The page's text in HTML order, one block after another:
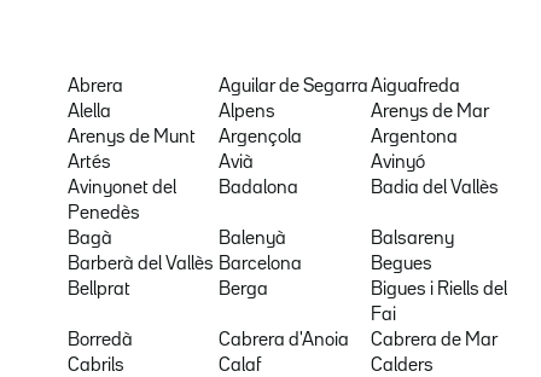
Abrera Aguilar de Segarra Aiguafreda
Alella
Alpens
Arenys de Mar
Arenys de Munt
Argençola
Argentona
Artés
Avià
Avinyó
Avinyonet del
Penedès
Badalona Badia del Vallès
Bagà Balenyà
Balsareny
Barberà del Vallès Barcelona
Begues
Bellprat
Berga
Bigues i Riells del
Fai
Borredà
Cabrera d'Anoia
Cabrera de Mar
Cabrils
Calaf Calders